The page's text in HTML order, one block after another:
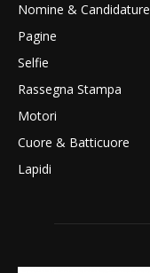
Nomine & Candidature
Pagine
Selfie
Rassegna Stampa
Motori
Cuore & Batticuore
Lapidi